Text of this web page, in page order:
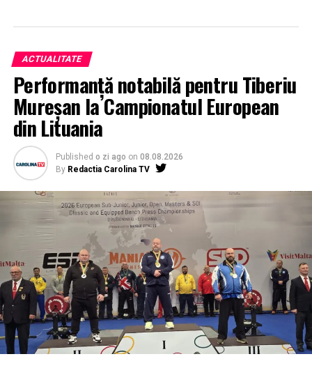
ACTUALITATE
Performanță notabilă pentru Tiberiu
Mureșan la Campionatul European
din Lituania
Published o zi ago on 08.08.2026
By Redactia Carolina TV